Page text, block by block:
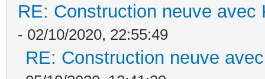
RE: Construction neuve avec
- 02/10/2020, 22:55:49
RE: Construction neuve